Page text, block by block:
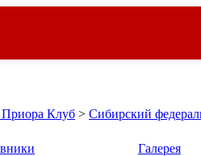
Приора Клуб > Сибирский
Галерея